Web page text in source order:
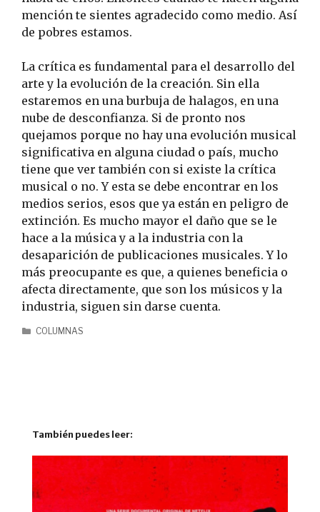
mención te sientes agradecido como medio. Así
de pobres estamos.
La crítica es fundamental para el desarrollo del
arte y la evolución de la creación. Sin ella
estaremos en una burbuja de halagos, en una
nube de desconfianza. Si de pronto nos
quejamos porque no hay una evolución musical
significativa en alguna ciudad o país, mucho
tiene que ver también con si existe la crítica
musical o no. Y esta se debe encontrar en los
medios serios, esos que ya están en peligro de
extinción. Es mucho mayor el daño que se le
hace a la música y a la industria con la
desaparición de publicaciones musicales. Y lo
más preocupante es que, a quienes beneficia o
afecta directamente, que son los músicos y la
industria, siguen sin darse cuenta.
COLUMNAS
También puedes leer: